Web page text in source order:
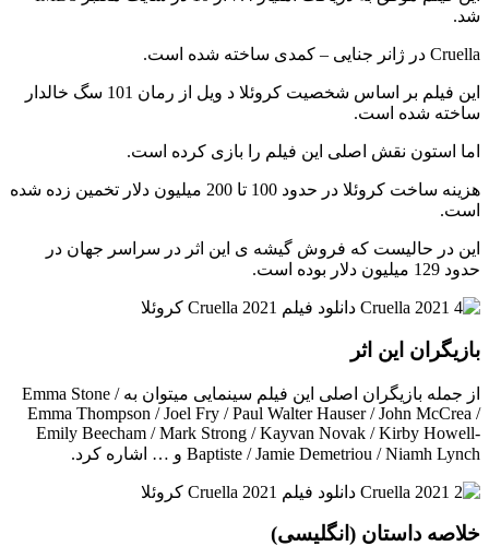
شد.
Cruella در ژانر جنایی – کمدی ساخته شده است.
این فیلم بر اساس شخصیت کروئلا د ویل از رمان 101 سگ خالدار
ساخته شده است.
اما استون نقش اصلی این فیلم را بازی کرده است.
هزینه ساخت کروئلا در حدود 100 تا 200 میلیون دلار تخمین زده شده
است.
این در حالیست که فروش گیشه ی این اثر در سراسر جهان در
حدود 129 میلیون دلار بوده است.
بازیگران این اثر
از جمله بازیگران اصلی این فیلم سینمایی میتوان به Emma Stone /
Emma Thompson / Joel Fry / Paul Walter Hauser / John McCrea /
Emily Beecham / Mark Strong / Kayvan Novak / Kirby Howell-
Baptiste / Jamie Demetriou / Niamh Lynch و … اشاره کرد.
خلاصه داستان (انگلیسی)